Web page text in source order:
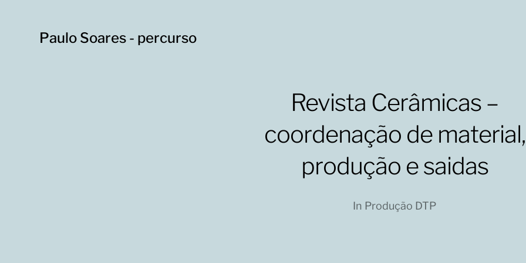
Paulo Soares - percurso
Revista Cerâmicas –
coordenação de material,
produção e saidas
In Produção DTP